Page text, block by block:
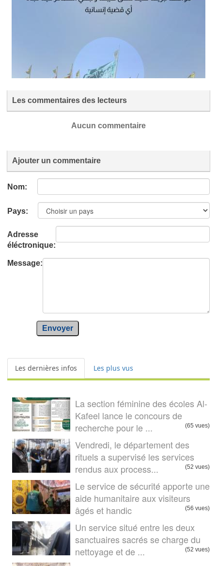
Les commentaires des lecteurs
Aucun commentaire
Ajouter un commentaire
Nom:
Pays:
Adresse
éléctronique:
Message:
Envoyer
Les dernières infos Les plus vus
La section féminine des écoles Al-
Kafeel lance le concours de
recherche pour le ...
(65 vues)
Vendredi, le département des
rituels a supervisé les services
rendus aux process...
(52 vues)
Le service de sécurité apporte une
aide humanitaire aux visiteurs
âgés et handic
(56 vues)
Un service situé entre les deux
sanctuaires sacrés se charge du
nettoyage et de ...
(52 vues)